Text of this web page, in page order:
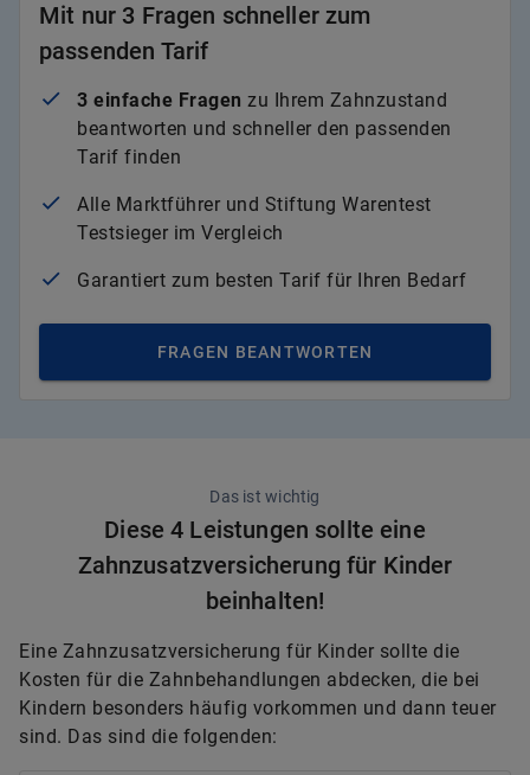
Mit nur 3 Fragen schneller zum
passenden Tarif
3 einfache Fragen zu Ihrem Zahnzustand
beantworten und schneller den passenden
Tarif finden
Alle Marktführer und Stiftung Warentest
Testsieger im Vergleich
Garantiert zum besten Tarif für Ihren Bedarf
FRAGEN BEANTWORTEN
Das ist wichtig
Diese 4 Leistungen sollte eine
Zahnzusatzversicherung für Kinder
beinhalten!
Eine Zahnzusatzversicherung für Kinder sollte die
Kosten für die Zahnbehandlungen abdecken, die bei
Kindern besonders häufig vorkommen und dann teuer
sind. Das sind die folgenden: